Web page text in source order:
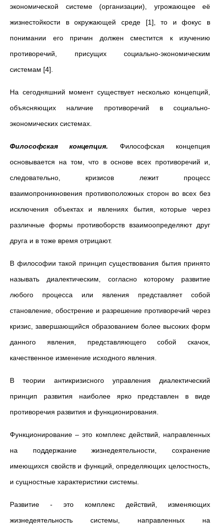
экономической системе (организации), угрожающее её
жизнестойкости в окружающей среде [1], то и фокус в
понимании его причин должен сместится к изучению
противоречий, присущих социально-экономическим
системам [4].
На сегодняшний момент существует несколько концепций,
объясняющих наличие противоречий в социально-
экономических системах.
Философская концепция. Философская концепция
основывается на том, что в основе всех противоречий и,
следовательно, кризисов лежит процесс
взаимопроникновения противоположных сторон во всех без
исключения объектах и явлениях бытия, которые через
различные формы противоборств взаимоопределяют друг
друга и в тоже время отрицают.
В философии такой принцип существования бытия принято
называть диалектическим, согласно которому развитие
любого процесса или явления представляет собой
становление, обострение и разрешение противоречий через
кризис, завершающийся образованием более высоких форм
данного явления, представляющего собой скачок,
качественное изменение исходного явления.
В теории антикризисного управления диалектический
принцип развития наиболее ярко представлен в виде
противоречия развития и функционирования.
Функционирование – это комплекс действий, направленных
на поддержание жизнедеятельности, сохранение
имеющихся свойств и функций, определяющих целостность,
и сущностные характеристики системы.
Развитие - это комплекс действий, изменяющих
жизнедеятельность системы, направленных на